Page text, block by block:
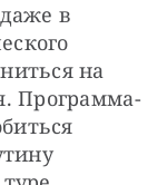
в
на
Программа-